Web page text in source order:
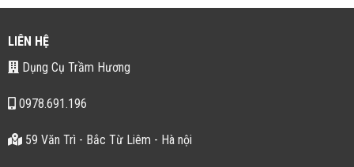
LIÊN HỆ
Dụng Cụ Trầm Hương
0978.691.196
59 Văn Trì - Bắc Từ Liêm - Hà nội